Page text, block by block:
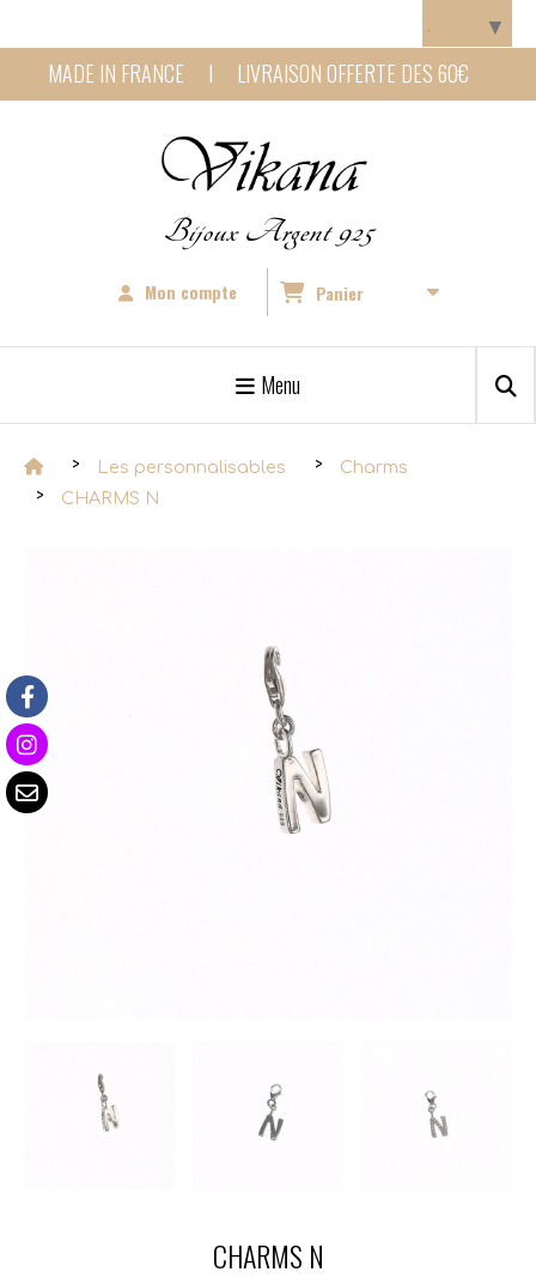
MADE IN FRANCE I LIVRAISON OFFERTE DES 60€
Bijoux Argent 925
Mon compte Panier
Menu
Les personnalisables
Charms
CHARMS N
CHARMS N
▼